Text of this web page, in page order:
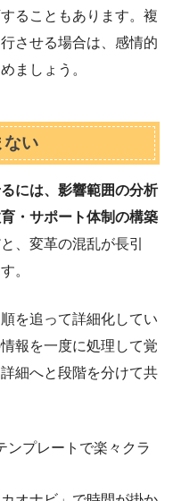
ることもあります。複
させる場合は、感情的
ましょう。
ない
には、影響範囲の分析
・サポート体制の構築
、変革の混乱が長引
。
を追って詳細化してい
報を一度に処理して覚
細へと段階を分けて共
ンプレートで楽々クラ